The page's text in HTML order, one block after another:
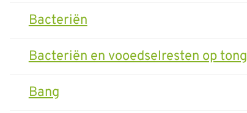
Bacteriën
Bacteriën en vooedselresten op tong
Bang